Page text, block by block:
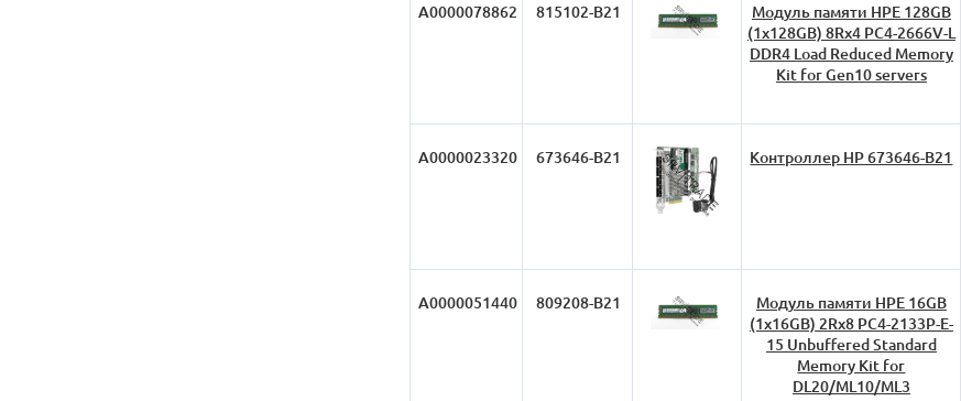
А0000078862 815102-B21
Модуль памяти HPE 128GB
(1x128GB) 8Rx4 PC4-2666V-L
DDR4 Load Reduced Memory
Kit for Gen10 servers
А0000023320 673646-B21 Контроллер HP 673646-B21
А0000051440 809208-B21
Модуль памяти HPE 16GB
(1x16GB) 2Rx8 PC4-2133P-E-
15 Unbuffered Standard
Memory Kit for
DL20/ML10/ML3